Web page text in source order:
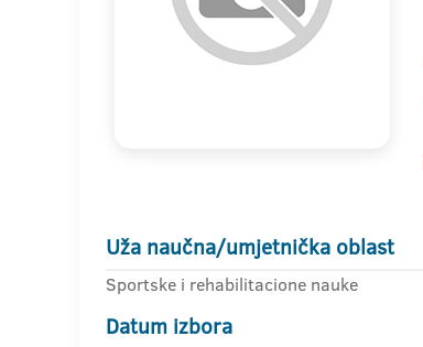
Uža naučna/umjetnička oblast
Sportske i rehabilitacione nauke
Datum izbora